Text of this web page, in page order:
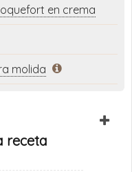
en crema
molida
receta